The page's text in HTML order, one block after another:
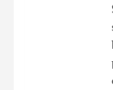
Фотоконкурс